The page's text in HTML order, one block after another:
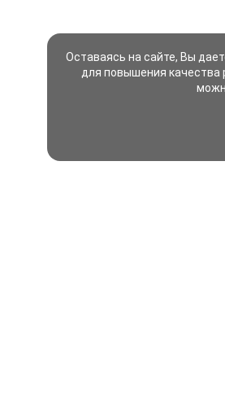
Оставаясь на сайте, Вы
для повышения качества